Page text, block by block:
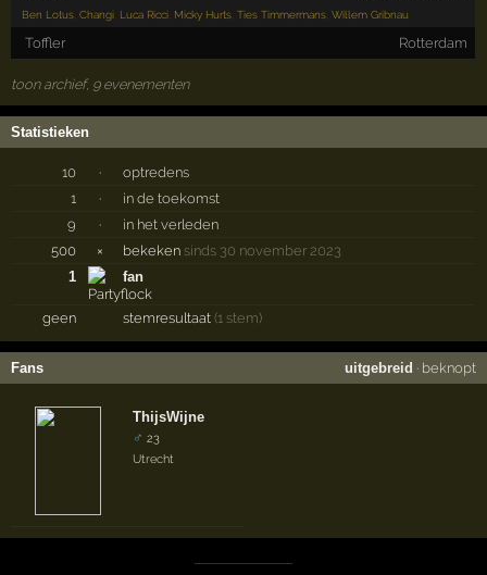
Ben Lotus ,Changi Luca Ricci Micky Hurts ,Ties Timmermans ,Willem Gribnau
Toffler Rotterdam
toon archief, 9 evenementen
Statistieken
10 ·
optredens
1
·
in de toekomst
9
·
in het verleden
500
× bekeken sinds 30 november 2023
1
fan
geen stemresultaat(1 stem)
Fans uitgebreid · beknopt
ThijsWijne
♂ 23
Utrecht